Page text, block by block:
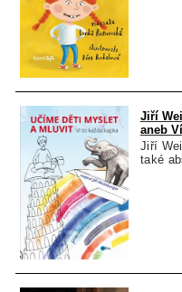
Jiří
aneb
Jiří
také